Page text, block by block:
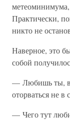
Практически,
никто не
Наверное, это
собой
— Любишь ты,
оторваться не в
— Чего тут